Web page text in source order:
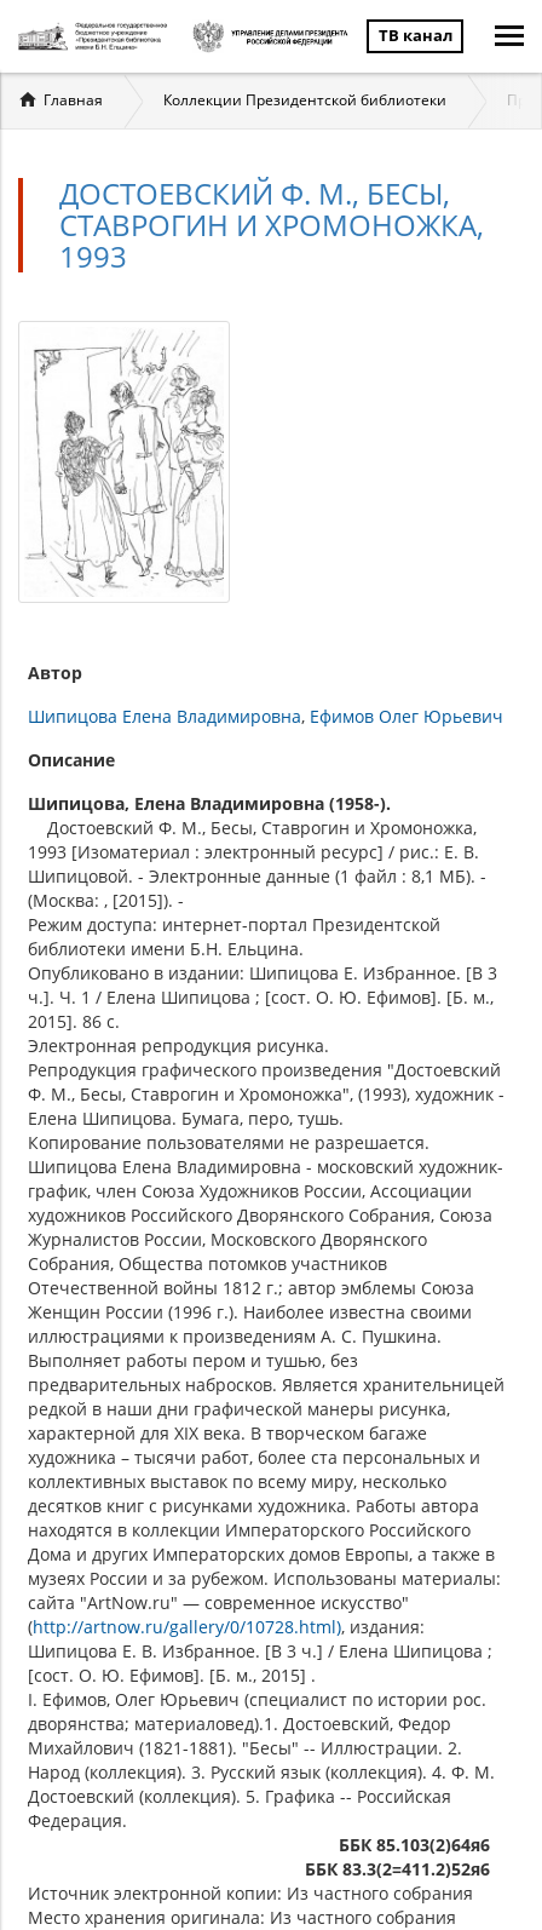
ТВ канал
Вы
здесь
Главная Коллекции Президентской библиотеки
ДОСТОЕВСКИЙ Ф. М., БЕСЫ,
СТАВРОГИН И ХРОМОНОЖКА,
1993
Автор
Шипицова Елена Владимировна Ефимов Олег Юрьевич
Описание
Шипицова, Елена Владимировна (1958-).
Достоевский Ф. М., Бесы, Ставрогин и Хромоножка,
1993 [Изоматериал : электронный ресурс] / рис.: Е. В.
Шипицовой. - Электронные данные (1 файл : 8,1 МБ). -
(Москва: , [2015]). -
Режим доступа: интернет-портал Президентской
библиотеки имени Б.Н. Ельцина.
Опубликовано в издании: Шипицова Е. Избранное. [В 3
ч.]. Ч. 1 / Елена Шипицова ; [сост. О. Ю. Ефимов]. [Б. м.,
2015]. 86 с.
Электронная репродукция рисунка.
Репродукция графического произведения "Достоевский
Ф. М., Бесы, Ставрогин и Хромоножка", (1993), художник -
Елена Шипицова. Бумага, перо, тушь.
Копирование пользователями не разрешается.
Шипицова Елена Владимировна - московский художник-
график, член Союза Художников России, Ассоциации
художников Российского Дворянского Собрания, Союза
Журналистов России, Московского Дворянского
Собрания, Общества потомков участников
Отечественной войны 1812 г.; автор эмблемы Союза
Женщин России (1996 г.). Наиболее известна своими
иллюстрациями к произведениям А. С. Пушкина.
Выполняет работы пером и тушью, без
предварительных набросков. Является хранительницей
редкой в наши дни графической манеры рисунка,
характерной для ХIХ века. В творческом багаже
художника – тысячи работ, более ста персональных и
коллективных выставок по всему миру, несколько
десятков книг с рисунками художника. Работы автора
находятся в коллекции Императорского Российского
Дома и других Императорских домов Европы, а также в
музеях России и за рубежом. Использованы материалы:
сайта "ArtNow.ru" — современное искусство"
(http://artnow.ru/gallery/0/10728.html), издания:
Шипицова Е. В. Избранное. [В 3 ч.] / Елена Шипицова ;
[сост. О. Ю. Ефимов]. [Б. м., 2015] .
I. Ефимов, Олег Юрьевич (специалист по истории рос.
дворянства; материаловед).1. Достоевский, Федор
Михайлович (1821-1881). "Бесы" -- Иллюстрации. 2.
Народ (коллекция). 3. Русский язык (коллекция). 4. Ф. М.
Достоевский (коллекция). 5. Графика -- Российская
Федерация.
ББК 85.103(2)64я6
ББК 83.3(2=411.2)52я6
Источник электронной копии: Из частного собрания
Место хранения оригинала: Из частного собрания